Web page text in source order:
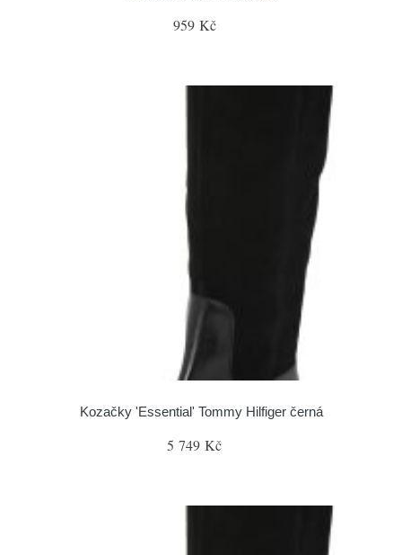
959 Kč
Kozačky 'Essential' Tommy Hilfiger černá
5 749 Kč